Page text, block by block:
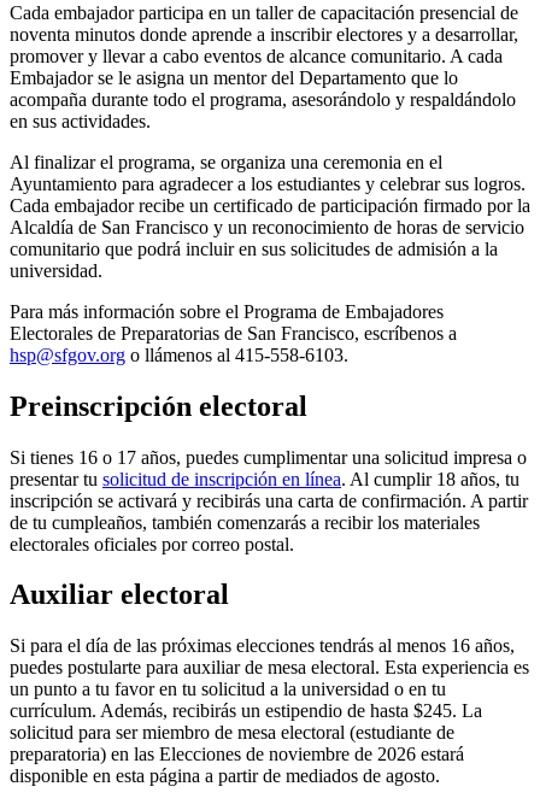
Cada embajador participa en un taller de capacitación presencial de
noventa minutos donde aprende a inscribir electores y a desarrollar,
promover y llevar a cabo eventos de alcance comunitario. A cada
Embajador se le asigna un mentor del Departamento que lo
acompaña durante todo el programa, asesorándolo y respaldándolo
en sus actividades.
Al finalizar el programa, se organiza una ceremonia en el
Ayuntamiento para agradecer a los estudiantes y celebrar sus logros.
Cada embajador recibe un certificado de participación firmado por la
Alcaldía de San Francisco y un reconocimiento de horas de servicio
comunitario que podrá incluir en sus solicitudes de admisión a la
universidad.
Para más información sobre el Programa de Embajadores
Electorales de Preparatorias de San Francisco, escríbenos a
hsp@sfgov.org o llámenos al 415-558-6103.
Preinscripción electoral
Si tienes 16 o 17 años, puedes cumplimentar una solicitud impresa o
presentar tu solicitud de inscripción en línea. Al cumplir 18 años, tu
inscripción se activará y recibirás una carta de confirmación. A partir
de tu cumpleaños, también comenzarás a recibir los materiales
electorales oficiales por correo postal.
Auxiliar electoral
Si para el día de las próximas elecciones tendrás al menos 16 años,
puedes postularte para auxiliar de mesa electoral. Esta experiencia es
un punto a tu favor en tu solicitud a la universidad o en tu
currículum. Además, recibirás un estipendio de hasta $245. La
solicitud para ser miembro de mesa electoral (estudiante de
preparatoria) en las Elecciones de noviembre de 2026 estará
disponible en esta página a partir de mediados de agosto.